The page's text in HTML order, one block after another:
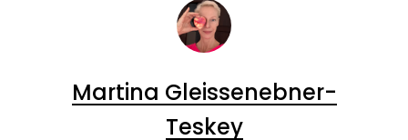
Martina Gleissenebner-
Teskey